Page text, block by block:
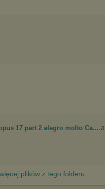
17 part 2 alegro molto Ca...
więcej plików z tego folderu...